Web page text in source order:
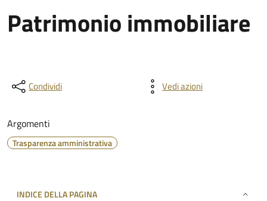
Patrimonio immobiliare
Condividi Vedi azioni
Argomenti
Trasparenza amministrativa
INDICE DELLA PAGINA